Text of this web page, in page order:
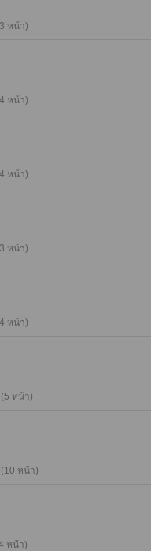
เมื่อถึงเวลาจากกันเธอ
หน้า)
หน้า)
หน้า)
หน้า)
หน้า)
หน้า)
หน้า)
หน้า)